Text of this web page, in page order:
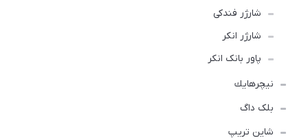
شارژر فندکی
شارژر انکر
پاور بانک انکر
نيچرهايك
بلک داگ
شاین تریپ